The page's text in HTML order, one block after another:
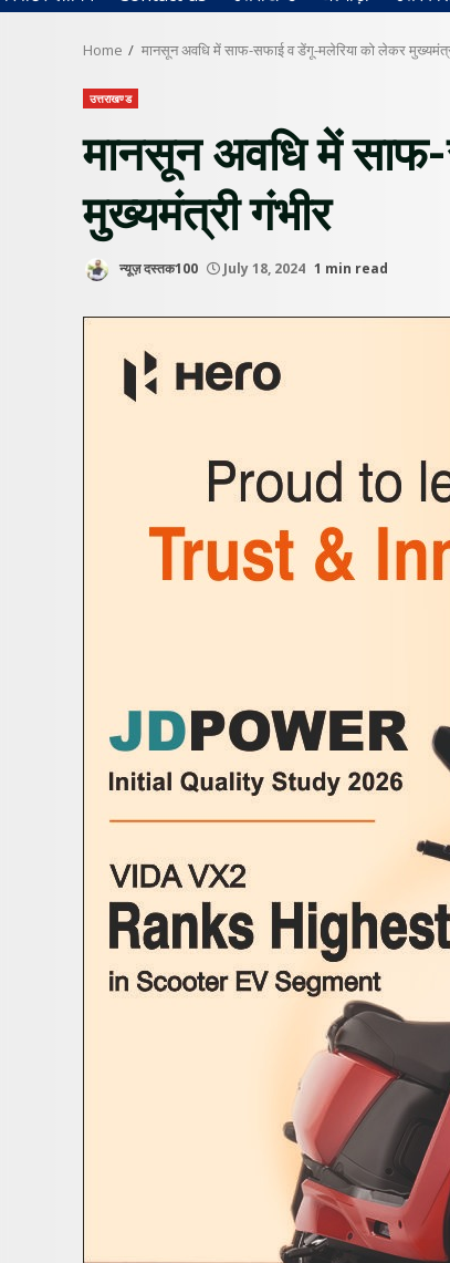
Home मानसून अवधि में साफ-सफाई व डेंगू-मलेरिया को लेकर
उत्तराखण्ड
मानसून अवधि में
मुख्यमंत्री गंभीर
न्यूज़ दस्तक100 July 18, 2024 1 min read